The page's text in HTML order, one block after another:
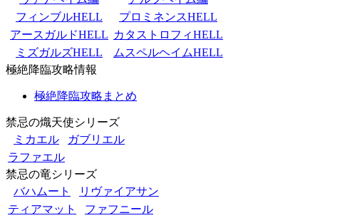
フィンブルHELL
プロミネンスHELL
アースガルドHELL カタストロフィHELL
ミズガルズHELL
ムスペルヘイムHELL
極絶降臨攻略情報
極絶降臨攻略まとめ
禁忌の熾天使シリーズ
ミカエル
ガブリエル
ラファエル
禁忌の竜シリーズ
バハムート
リヴァイアサン
ティアマット
ファフニール